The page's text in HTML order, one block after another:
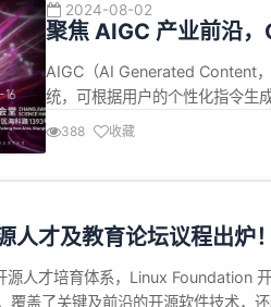
2024-08-02
聚焦 AIGC 产业前沿
AIGC（AI Generated Content
统，可根据用户的个性化指令生
推出 ChatGPT 以来，众多科技
388 收藏
才及教育论坛议程出炉！
源人才培育体系，Linux Foundation
覆盖了关键及前沿的开源软件技术，